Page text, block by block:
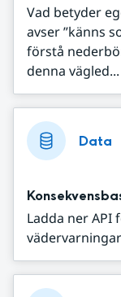
Vad betyder
avser ”känns
förstå
denna vägled...
Data
Ladda ner API
vädervarningar